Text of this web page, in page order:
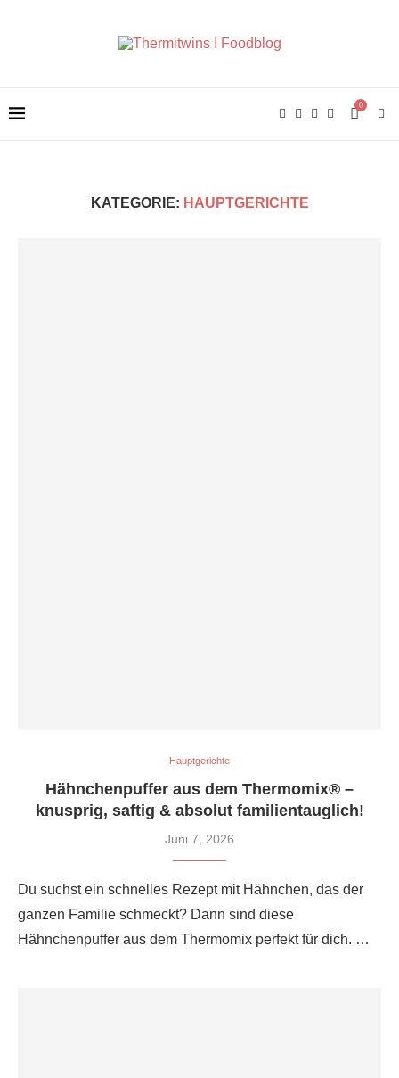
0
KATEGORIE: HAUPTGERICHTE
Hauptgerichte
Hähnchenpuffer aus dem Thermomix® –
knusprig, saftig & absolut familien­tauglich!
Juni 7, 2026
Du suchst ein schnelles Rezept mit Hähnchen, das der
ganzen Familie schmeckt? Dann sind diese
Hähnchenpuffer aus dem Thermomix perfekt für dich. …